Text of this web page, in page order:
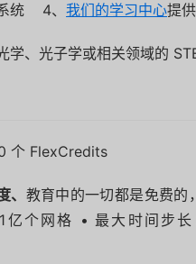
统 4、 我们的学习中心提
学、光子学或相关领域的
个 FlexCredits
教育中的一切都是免费
个网格 • 最大时间步